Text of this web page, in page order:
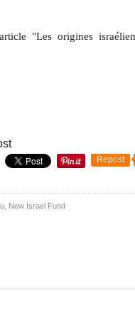
"Les origines
Repost
New Israel Fund